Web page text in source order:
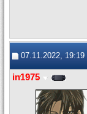
07.11.2022, 19:19
in1975